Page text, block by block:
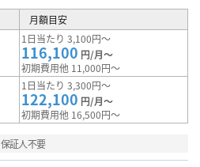
月額目安
1日当たり 3,100円～
116,100 円/月～
初期費用他 11,000円～
1日当たり 3,300円～
122,100 円/月～
初期費用他 16,500円～
保証人不要